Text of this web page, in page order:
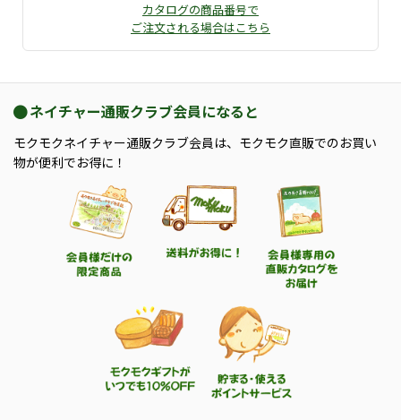
カタログの商品番号で
ご注文される場合はこちら
ネイチャー通販クラブ会員になると
モクモクネイチャー通販クラブ会員は、モクモク直販でのお買い
物が便利でお得に！